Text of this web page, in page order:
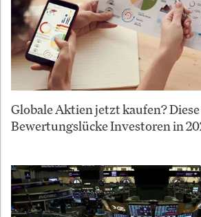
Globale Aktien jetzt kaufen?
Bewertungslücke Investoren in